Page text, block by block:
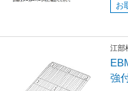
お
江部
強